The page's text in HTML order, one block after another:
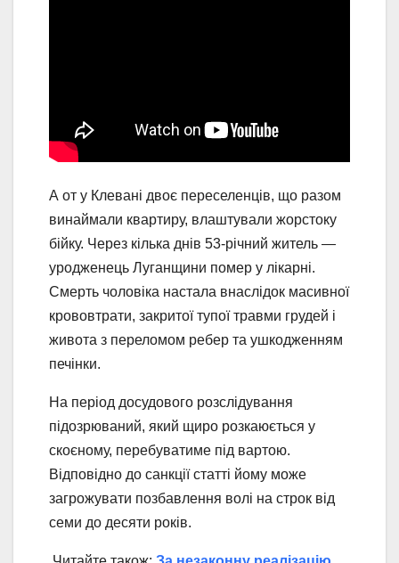
А от у Клевані двоє переселенців, що разом
винаймали квартиру, влаштували жорстоку
бійку. Через кілька днів 53-річний житель —
уродженець Луганщини помер у лікарні.
Смерть чоловіка настала внаслідок масивної
крововтрати, закритої тупої травми грудей і
живота з переломом ребер та ушкодженням
печінки.
На період досудового розслідування
підозрюваний, який щиро розкаюється у
скоєному, перебуватиме під вартою.
Відповідно до санкції статті йому може
загрожувати позбавлення волі на строк від
семи до десяти років.